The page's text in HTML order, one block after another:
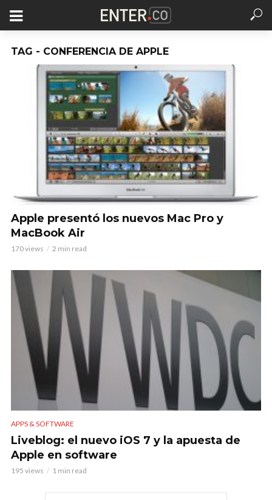
TAG - CONFERENCIA DE APPLE
Apple presentó los nuevos Mac Pro y
MacBook Air
170 views 2 min read
APPS & SOFTWARE
Liveblog: el nuevo iOS 7 y la apuesta de
Apple en software
195 views 1 min read